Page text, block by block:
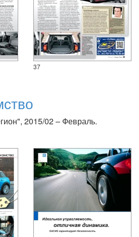
37
2015/02 – Февраль.